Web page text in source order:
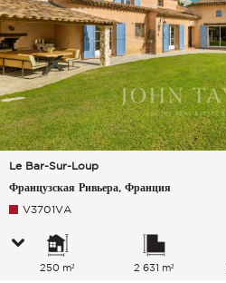
Le Bar-Sur-Loup
Французская Ривьера, Франция
V3701VA
250 m² 2 631 m²